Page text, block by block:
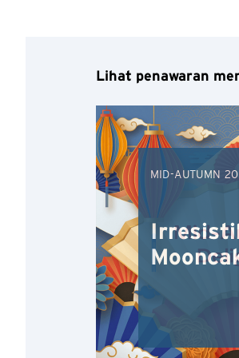
Lihat penawaran
MID-AUTUMN
Pemilihan